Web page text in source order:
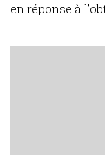
en réponse à